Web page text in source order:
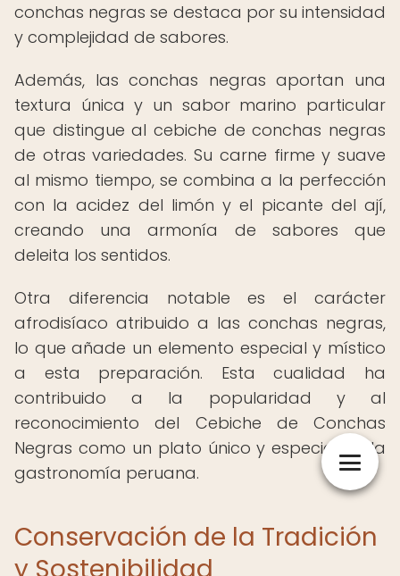
conchas negras se destaca por su intensidad
y complejidad de sabores.
Además, las conchas negras aportan una
textura única y un sabor marino particular
que distingue al cebiche de conchas negras
de otras variedades. Su carne firme y suave
al mismo tiempo, se combina a la perfección
con la acidez del limón y el picante del ají,
creando una armonía de sabores que
deleita los sentidos.
Otra diferencia notable es el carácter
afrodisíaco atribuido a las conchas negras,
lo que añade un elemento especial y místico
a esta preparación. Esta cualidad ha
contribuido a la popularidad y al
reconocimiento del Cebiche de Conchas
Negras como un plato único y especial en la
gastronomía peruana.
Conservación de la Tradición